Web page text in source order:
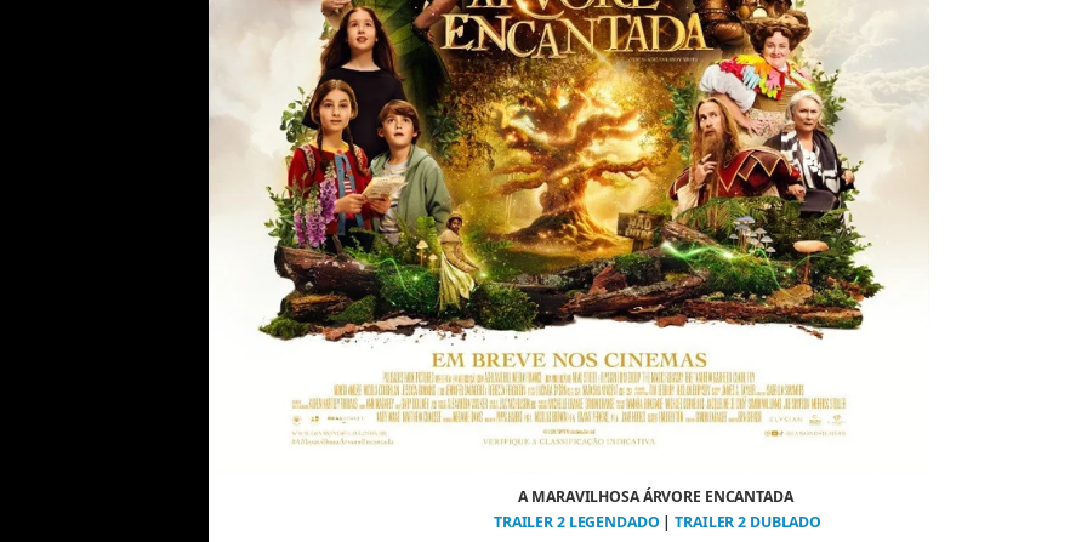
A MARAVILHOSA ÁRVORE ENCANTADA
TRAILER 2 LEGENDADO |TRAILER 2 DUBLADO